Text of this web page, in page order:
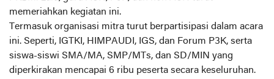
memeriahkan kegiatan ini.
Termasuk organisasi mitra turut berpartisipasi dalam acara
ini. Seperti, IGTKI, HIMPAUDI, IGS, dan Forum P3K, serta
siswa-siswi SMA/MA, SMP/MTs, dan SD/MIN yang
diperkirakan mencapai 6 ribu peserta secara keseluruhan.